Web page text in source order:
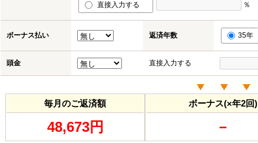
直接入力する ％
ボーナス払い 返済年数 35年
頭金 直接入力する
毎月のご返済額
48,673円
ボーナス(×年2回)
－